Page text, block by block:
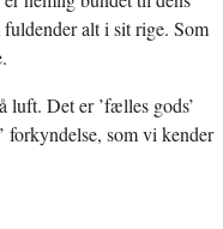
alt i sit rige. Som
luft. Det er ’fælles gods’
forkyndelse, som vi kender